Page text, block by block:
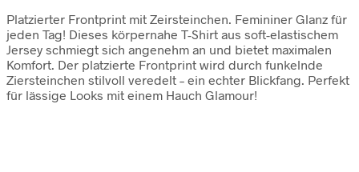
Platzierter Frontprint mit Zeirsteinchen. Femininer Glanz für
jeden Tag! Dieses körpernahe T-Shirt aus soft-elastischem
Jersey schmiegt sich angenehm an und bietet maximalen
Komfort. Der platzierte Frontprint wird durch funkelnde
Ziersteinchen stilvoll veredelt – ein echter Blickfang. Perfekt
für lässige Looks mit einem Hauch Glamour!